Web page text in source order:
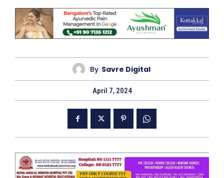
By Savre Digital
April 7, 2024